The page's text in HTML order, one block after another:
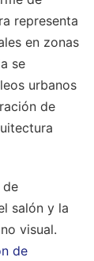
representa
en zonas
se
urbanos
de
de
salón y la
visual.
de